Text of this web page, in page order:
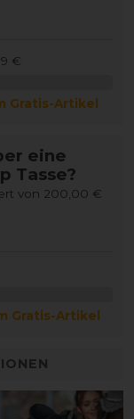
€
Gratis-Artikel
eine
Tasse?
von 200,00 €
Gratis-Artikel